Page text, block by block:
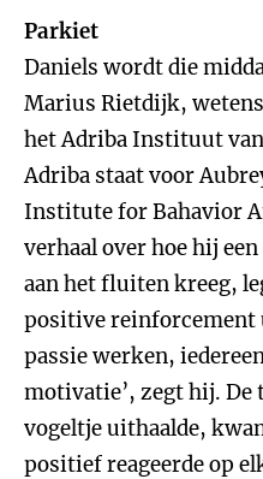
Parkiet
Daniels wordt die
Marius Rietdijk,
het Adriba Instituut
Adriba staat voor
Institute for Bahavior
verhaal over hoe hij
aan het fluiten kreeg,
positive reinforcement
passie werken,
motivatie’, zegt hij.
vogeltje uithaalde,
positief reageerde op